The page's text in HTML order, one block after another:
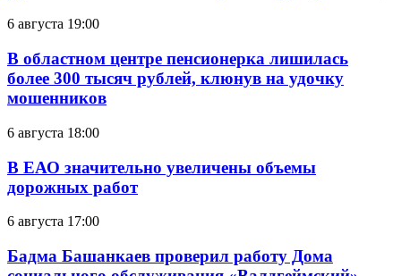
6 августа 19:00
В областном центре пенсионерка лишилась
более 300 тысяч рублей, клюнув на удочку
мошенников
6 августа 18:00
В ЕАО значительно увеличены объемы
дорожных работ
6 августа 17:00
Бадма Башанкаев проверил работу Дома